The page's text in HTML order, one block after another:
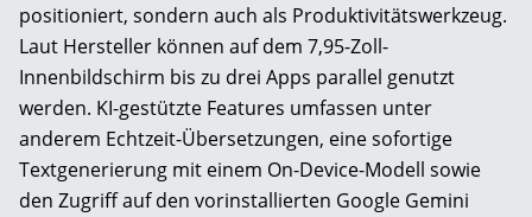
positioniert, sondern auch als Produktivitätswerkzeug.
Laut Hersteller können auf dem 7,95-Zoll-
Innenbildschirm bis zu drei Apps parallel genutzt
werden. KI-gestützte Features umfassen unter
anderem Echtzeit-Übersetzungen, eine sofortige
Textgenerierung mit einem On-Device-Modell sowie
den Zugriff auf den vorinstallierten Google Gemini